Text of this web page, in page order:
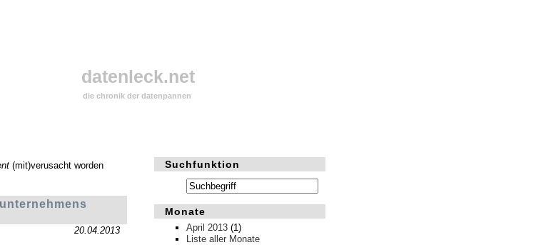
datenleck.net
die chronik der datenpannen
Suchfunktion
Monate
April 2013 (1)
Liste aller Monate
(mit)verusacht worden
20.04.2013